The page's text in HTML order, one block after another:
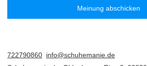
Meinung abschicken
722790860 info@schuhemanie.de